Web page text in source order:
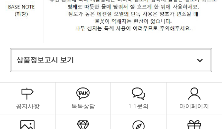
상품정보고시 보기
공지사항 톡톡상담 1:1문의 마이페이지